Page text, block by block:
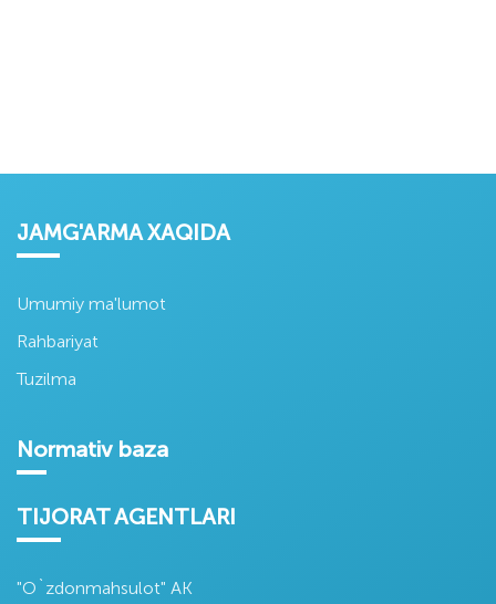
JAMG'ARMA XAQIDA
Umumiy ma'lumot
Rahbariyat
Tuzilma
Normativ baza
TIJORAT AGENTLARI
"O`zdonmahsulot" AK